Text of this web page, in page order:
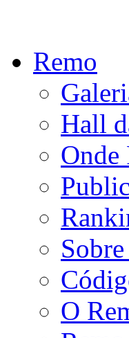
Remo
Hall
Onde
O